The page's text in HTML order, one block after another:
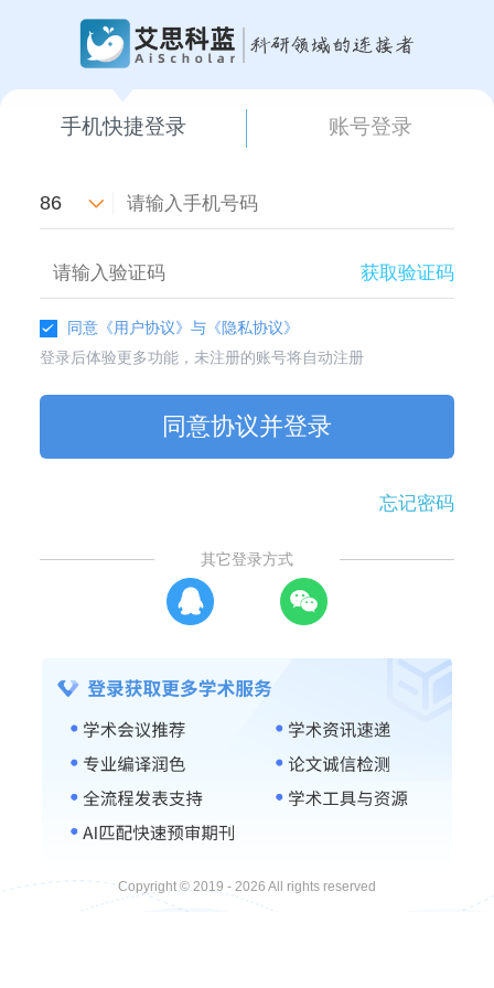
手机快捷登录 账号登录
86
获取验证码
同意 《用户协议》与 《隐私协议》
登录后体验更多功能，未注册的账号将自动注册
同意协议并登录
忘记密码
其它登录方式
Copyright © 2019 - 2026 All rights reserved